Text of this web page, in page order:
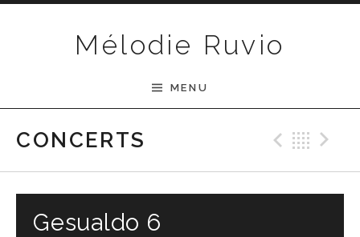
Mélodie Ruvio
MENU
CONCERTS
Gesualdo 6